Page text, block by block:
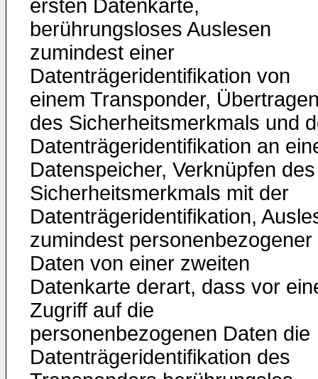
ersten Datenkarte,
berührungsloses Auslesen
zumindest einer
Datenträgeridentifikation von
einem Transponder,
des Sicherheitsmerkmals und
Datenträgeridentifikation an
Datenspeicher, Verknüpfen des
Sicherheitsmerkmals mit der
Datenträgeridentifikation,
zumindest personenbezogener
Daten von einer zweiten
Datenkarte derart, dass vor
Zugriff auf die
personenbezogenen Daten die
Datenträgeridentifikation des